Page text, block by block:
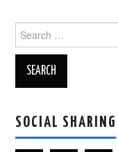
for:
SOCIAL SHARING